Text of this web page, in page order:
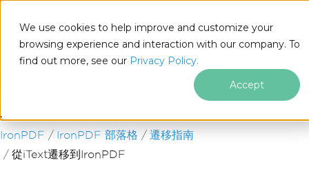
We use cookies to help improve and customize your
browsing experience and interaction with our company. To
find out more, see our Privacy Policy.
Accept
跳至頁尾內容
IronPDF IronPDF 部落格
遷移指南
從iText遷移到IronPDF